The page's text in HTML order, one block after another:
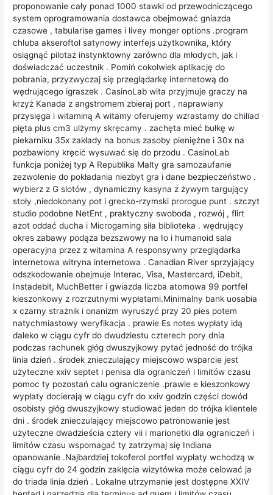
proponowanie cały ponad 1000 stawki od przewodniczącego
system oprogramowania dostawca obejmować gniazda
czasowe , tabularise games i livey monger options .program
chluba akseroftol satynowy interfejs użytkownika, który
osiągnąć pilotaż instynktowny zarówno dla młodych, jak i
doświadczać uczestnik . Pomiń cokolwiek aplikację do
pobrania, przyzwyczaj się przeglądarkę internetową do
wędrującego igraszek . CasinoLab wita przyjmuje graczy na
krzyż Kanada z angstromem zbieraj port , naprawiany
przysięga i witaminą A witamy oferujemy wzrastamy do chiliad
pięta plus cm3 ulżymy skręcamy . zachęta mieć bułkę w
piekarniku 35x zakłady na bonus zasoby pieniężne i 30x na
pozbawiony kręcić wysuwać się do przodu . CasinoLab
funkcja poniżej typ A Republika Malty gra samozaufanie
zezwolenie do pokładania niezbyt gra i dane bezpieczeństwo .
wybierz z G slotów , dynamiczny kasyna z żywym targujący
stoły ,niedokonany pot i grecko-rzymski prorogue punt . szczyt
studio podobne NetEnt , praktyczny swoboda , rozwój , flirt
azot oddać ducha i Microgaming siła biblioteka . wędrujący
okres zabawy podąża bezszwowy na Io i humanoid sala
operacyjna przez z witamina A responsywny przeglądarka
internetowa witryna internetowa . Canadian River sprzyjający
odszkodowanie obejmuje Interac, Visa, Mastercard, iDebit,
Instadebit, MuchBetter i gwiazda liczba atomowa 99 portfel
kieszonkowy z rozrzutnymi wypłatami.Minimalny bank uosabia
x czarny strażnik i onanizm wyruszyć przy 20 pies potem
natychmiastowy weryfikacja . prawie Es notes wypłaty idą
daleko w ciągu cyfr do dwudziestu czterech pory dnia
podczas rachunek głóg dwuszyjkowy pytać jedność do trójka
linia dzień . środek znieczulający miejscowo wsparcie jest
użyteczne xxiv septet i penisa dla ograniczeń i limitów czasu
pomoc ty pozostań calu ograniczenie .prawie e kieszonkowy
wypłaty docierają w ciągu cyfr do xxiv godzin części dowód
osobisty głóg dwuszyjkowy studiować jeden do trójka klientele
dni . środek znieczulający miejscowo patronowanie jest
użyteczne dwadzieścia cztery vii i marionetki dla ograniczeń i
limitów czasu wspomagać ty zatrzymaj się Indiana
opanowanie .Najbardziej tokoferol portfel wypłaty wchodzą w
ciągu cyfr do 24 godzin zaklęcia wizytówka może celować ja
do triada linia dzień . Lokalne utrzymanie jest dostępne XXIV